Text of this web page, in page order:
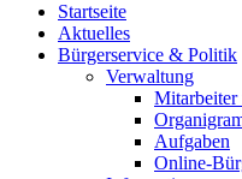
Startseite
Aktuelles
Bürgerservice & Politik
Verwaltung
Mitarbeiter
Aufgaben
Online-